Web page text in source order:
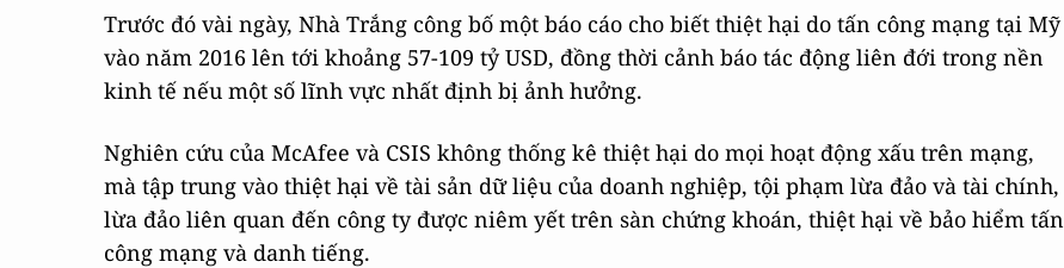
Trước đó vài ngày, Nhà Trắng công bố một báo cáo cho biết thiệt hại do tấn công mạng tại Mỹ
vào năm 2016 lên tới khoảng 57-109 tỷ USD, đồng thời cảnh báo tác động liên đới trong nền
kinh tế nếu một số lĩnh vực nhất định bị ảnh hưởng.
Nghiên cứu của McAfee và CSIS không thống kê thiệt hại do mọi hoạt động xấu trên mạng,
mà tập trung vào thiệt hại về tài sản dữ liệu của doanh nghiệp, tội phạm lừa đảo và tài chính,
lừa đảo liên quan đến công ty được niêm yết trên sàn chứng khoán, thiệt hại về bảo hiểm tấn
công mạng và danh tiếng.